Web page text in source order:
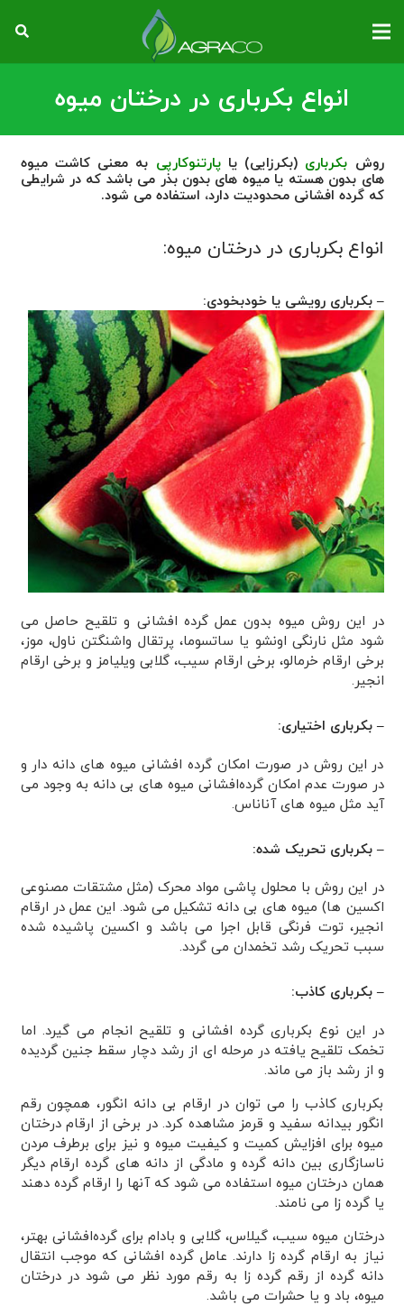
انواع بکرباری در درختان میوه
روش بکرباری (بکرزایی)یاپارتنوکارپی به معنی کاشت میوه
های بدون هسته یا میوه های بدون بذر می باشد که در شرایطی
که گرده افشانی محدودیت دارد، استفاده می شود.
انواع بکرباری در درختان میوه:
– بکرباری رویشی یا خودبخودی:
در این روش میوه بدون عمل گرده افشانی و تلقیح حاصل می
شود مثل نارنگی اونشو یا ساتسوما، پرتقال واشنگتن ناول، موز،
برخی ارقام خرمالو، برخی ارقام سیب، گلابی ویلیامز و برخی ارقام
انجیر.
– بکرباری اختیاری:
در این روش در صورت امکان گرده افشانی میوه های دانه دار و
در صورت عدم امکان گرده‌افشانی میوه های بی دانه به وجود می
آید مثل میوه های آناناس.
– بکرباری تحریک شده:
در این روش با محلول پاشی مواد محرک (مثل مشتقات مصنوعی
اکسین ها) میوه های بی دانه تشکیل می شود. این عمل در ارقام
انجیر، توت فرنگی قابل اجرا می باشد و اکسین پاشیده شده
سبب تحریک رشد تخمدان می گردد.
– بکرباری کاذب:
در این نوع بکرباری گرده افشانی و تلقیح انجام می گیرد. اما
تخمک تلقیح یافته در مرحله ای از رشد دچار سقط جنین گردیده
و از رشد باز می ماند.
بکرباری کاذب را می توان در ارقام بی دانه انگور، همچون رقم
انگور بیدانه سفید و قرمز مشاهده کرد. در برخی از ارقام درختان
میوه برای افزایش کمیت و کیفیت میوه و نیز برای برطرف مردن
ناسازگاری بین دانه گرده و مادگی از دانه های گرده ارقام دیگر
همان درختان میوه استفاده می شود که آنها را ارقام گرده دهند
یا گرده زا می نامند.
درختان میوه سیب، گیلاس، گلابی و بادام برای گرده‌افشانی بهتر،
نیاز به ارقام گرده زا دارند. عامل گرده افشانی که موجب انتقال
دانه گرده از رقم گرده زا به رقم مورد نظر می شود در درختان
میوه، باد و یا حشرات می باشد.